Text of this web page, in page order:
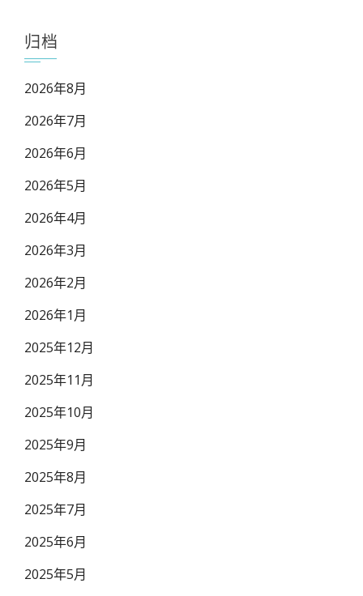
归档
2026年8月
2026年7月
2026年6月
2026年5月
2026年4月
2026年3月
2026年2月
2026年1月
2025年12月
2025年11月
2025年10月
2025年9月
2025年8月
2025年7月
2025年6月
2025年5月